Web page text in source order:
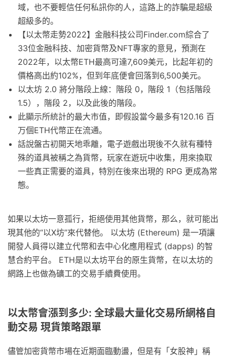
域，也不要輕信任何私訊你的人，這路上的詐騙是超級
超級多的。
【以太幣走勢2022】金融科技公司Finder.com綜合了
33位金融科技、加密貨幣及NFT專家的意見，預測在
2022年，以太幣ETH最高可達7,609美元，比起年初的
價格高出約102%，但到年底便會回落到6,500美元。
以太坊 2.0 將分階段上線：階段 0，階段 1（包括階段
1.5），階段 2，以及此後的階段。
此顯示所統計的最大市值，即假設當今最多有120.16 百
万個ETH代幣正在流通。
話說盤古初開天地乖離，電子遊戲出現後不久就有種特
殊的道具被稱之為貨幣，玩家在遊玩中收集，用來換取
一些真正需要的道具，特別在後來出現的 RPG 更成為常
態。
如果以太坊一意孤行，拒絕使用其他貨幣，那么，就可能出
現其他的“以X坊”來代替他。 以太坊 (Ethereum) 是一項讓
開發人員得以建立代幣和去中心化應用程式 (dapps) 的智
慧合約平台。 ETH是以太坊平台的原生貨幣，在以太坊的
網路上也做為礦工的交易手續費使用。
以太幣會漲到多少: 全球最大量化交易所網格自
動交易 現貨策略跟單
儘管加密貨幣市場在近期面臨動盪，但是有「女股神」稱